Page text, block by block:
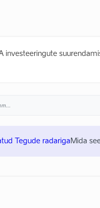
investeeringute
Tegude radariga Mida